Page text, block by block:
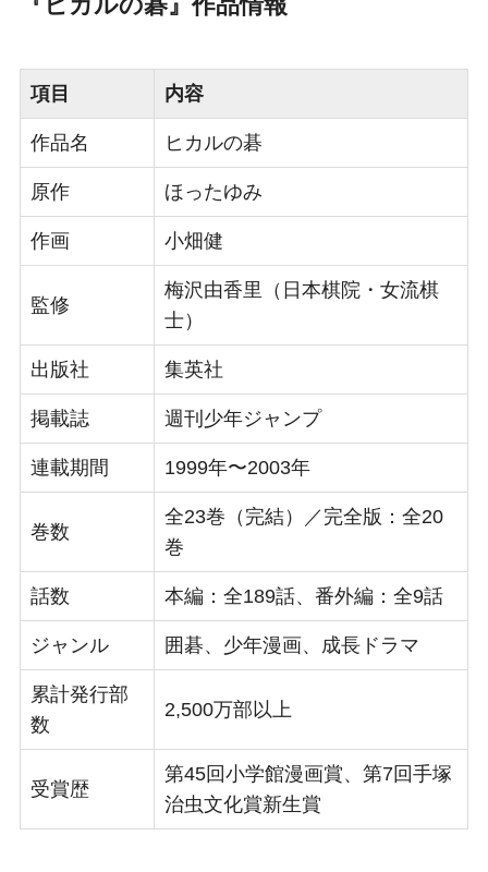
『ヒカルの碁』作品情報
項目 内容
作品名 ヒカルの碁
原作 ほったゆみ
作画 小畑健
監修
梅沢由香里（日本棋院・女流棋
士）
出版社 集英社
掲載誌 週刊少年ジャンプ
連載期間 1999年〜2003年
巻数
全23巻（完結）／完全版：全20
巻
話数 本編：全189話、番外編：全9話
ジャンル 囲碁、少年漫画、成長ドラマ
累計発行部
数
2,500万部以上
受賞歴
第45回小学館漫画賞、第7回手塚
治虫文化賞新生賞